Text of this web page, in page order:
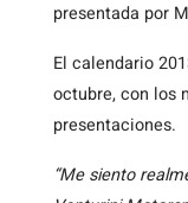
presentada por
El calendario
octubre, con los
presentaciones.
“Me siento